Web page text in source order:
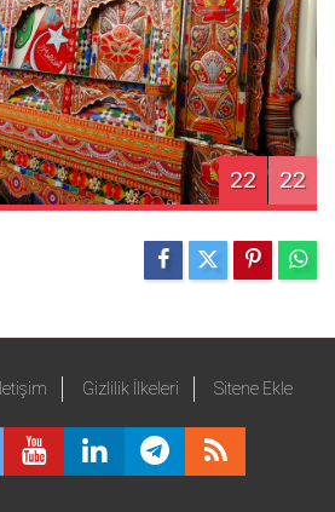
22 22
İletişim Gizlilik İlkeleri Sitene Ekle